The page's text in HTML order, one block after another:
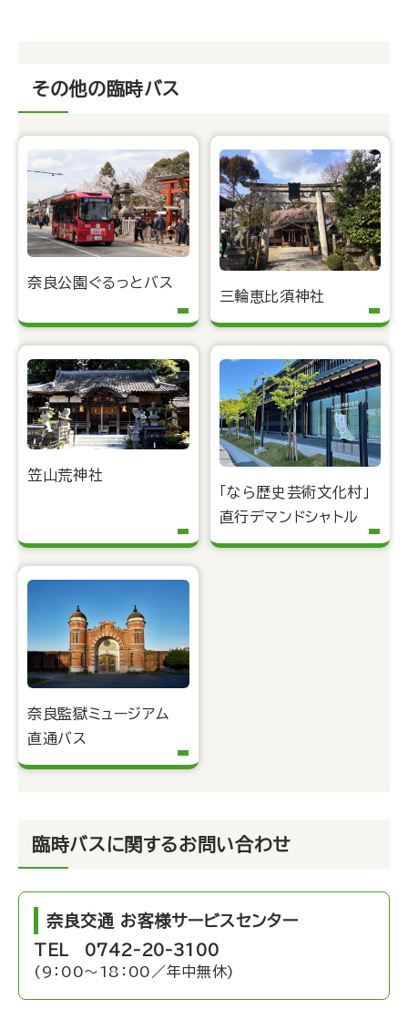
その他の臨時バス
奈良公園ぐるっとバス
三輪恵比須神社
笠山荒神社
「なら歴史芸術文化村」
直行デマンドシャトル
奈良監獄ミュージアム
直通バス
臨時バスに関するお問い合わせ
奈良交通 お客様サービスセンター
TEL 0742-20-3100
(9：00～18：00／年中無休)